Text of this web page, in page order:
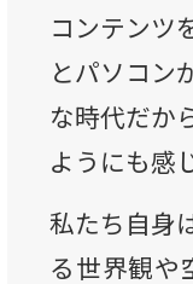
コンテンツ
とパソコン
な時代だか
ようにも感
私たち自身
る世界観や